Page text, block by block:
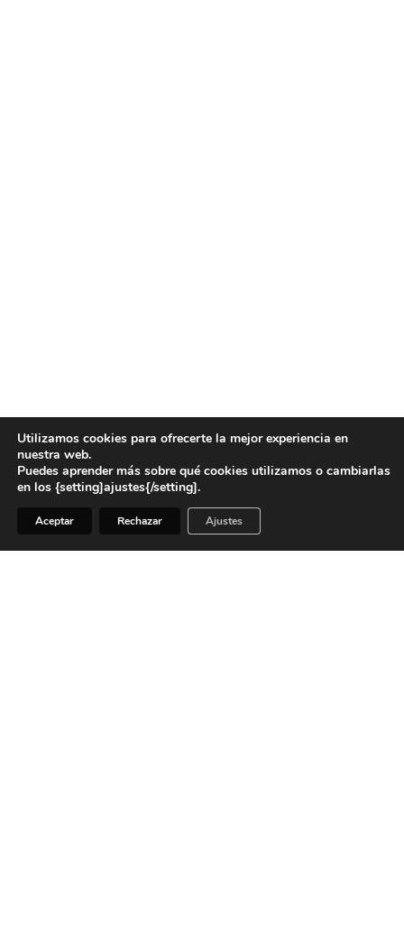
Utilizamos cookies para ofrecerte la mejor experiencia en
nuestra web.
Puedes aprender más sobre qué cookies utilizamos o cambiarlas
en los {setting]ajustes{/setting].
Aceptar Rechazar Ajustes